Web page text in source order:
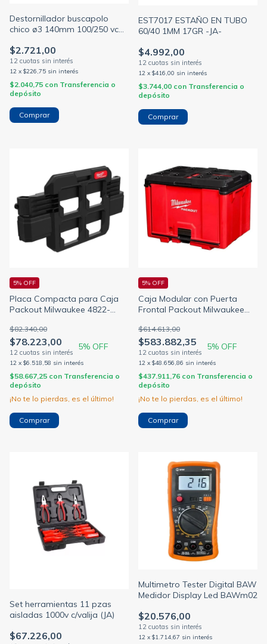
Destornillador buscapolo
chico ø3 140mm 100/250 vca
$2.721,00
12 x $226,75 sin interés
$2.040,75 con Transferencia o
depósito
EST7017 ESTAÑO EN TUBO
60/40 1MM 17GR -JA-
$4.992,00
12 x $416,00 sin interés
$3.744,00 con Transferencia o
depósito
Placa Compacta para Caja
Packout Milwaukee 4822-
$78.223,00
$82.340,00
5% OFF
12 x $6.518,58 sin interés
5% OFF
$58.667,25 con Transferencia o
depósito
¡No te lo pierdas, es el último!
Caja Modular con Puerta
Frontal Packout Milwaukee
$583.882,35
$614.613,00
5% OFF
12 x $48.656,86 sin interés
5% OFF
$437.911,76 con Transferencia o
depósito
¡No te lo pierdas, es el último!
Set herramientas 11 pzas
aisladas 1000v c/valija (JA)
$67.226,00
Multimetro Tester Digital BAW
Medidor Display Led BAWm02
$20.576,00
12 x $1.714,67 sin interés